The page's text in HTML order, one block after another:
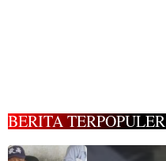
BERITA TERPOPULER